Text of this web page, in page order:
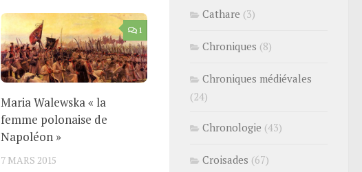
1
Maria Walewska « la
femme polonaise de
Napoléon »
7 MARS 2015
Cathare (3)
Chroniques (8)
Chroniques médiévales
(24)
Chronologie (43)
Croisades (67)